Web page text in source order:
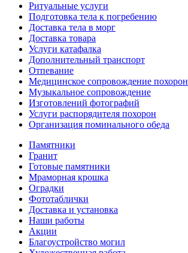
Ритуальные услуги
Подготовка тела к погребению
Доставка тела в морг
Доставка товара
Услуги катафалка
Дополнительный транспорт
Отпевание
Медицинское сопровождение похорон
Музыкальное сопровождение
Изготовлений фотографий
Услуги распорядителя похорон
Организация поминального обеда
Памятники
Гранит
Готовые памятники
Мраморная крошка
Оградки
Фототаблички
Доставка и установка
Наши работы
Акции
Благоустройство могил